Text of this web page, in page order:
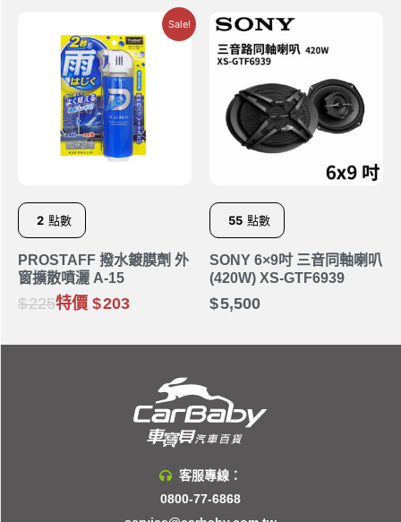
Sale!
2 點數
PROSTAFF 撥水鍍膜劑 外
窗擴散噴灑 A-15
225特價 203
55 點數
SONY 6×9吋 三音同軸喇叭
(420W) XS-GTF6939
5,500
客服專線：
0800-77-6868